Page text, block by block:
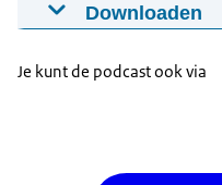
Downloaden
03-10-2023 01:06:54
Je kunt de podcast ook via